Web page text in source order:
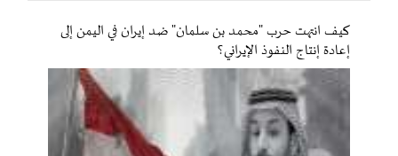
كيف انتهت حرب "محمد بن سلمان" ضد إيران في اليمن إلى
إعادة إنتاج النفوذ الإيراني؟